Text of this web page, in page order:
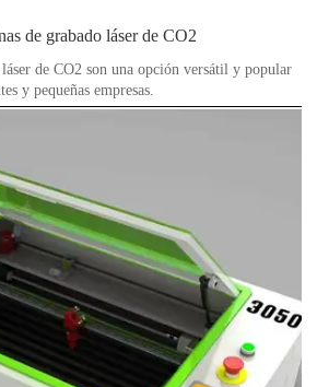
de grabado láser de CO2
de CO2 son una opción versátil y popular
y pequeñas empresas.